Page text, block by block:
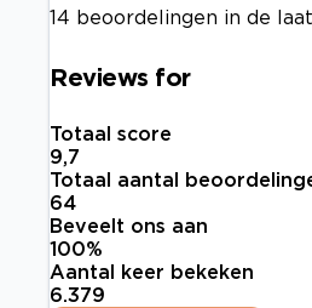
14 beoordelingen in de
Reviews for
Totaal score
9,7
Totaal aantal
64
Beveelt ons aan
100%
Aantal keer bekeken
6.379